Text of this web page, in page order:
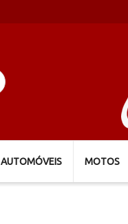
AUTOMÓVEIS MOTOS